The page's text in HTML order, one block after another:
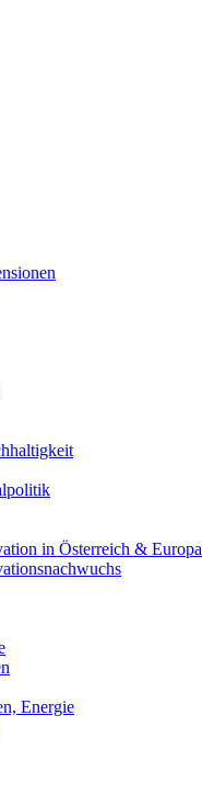
in Österreich & Europa
Energie